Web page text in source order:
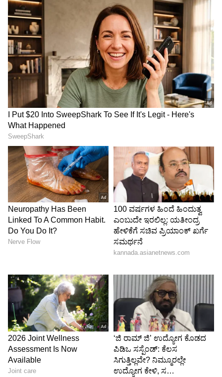
Image Credit :
ಮಿಸ್​ ಮಾಡಿಕೊಳ್ತಿದ್ದೇನೆ
ಆದರೆ, ಇದೀಗ ಖುದ್ದು ಸುಷ್ಮಾ ಅವರೇ ಈ ಬಗ್ಗೆ
ಬರೆದುಕೊಂಡಿದ್ದಾರೆ. ಒಳ್ಳೆಯ ಮೂವ್​ಮೆಂಟ್​ಗಳನ್ನು ಮಿಸ್​
ಮಾಡಿಕೊಳ್ಳುತ್ತಿದ್ದೇನೆ ಎಂದು ಅವರು ಬರೆದುಕೊಂಡಿದ್ದಾರೆ.
5
6
Image Credit :Asianet News
ಸೀರಿಯಲ್​ ಏನಾಯ್ತು
ಇನ್ನು ಸೀರಿಯಲ್​ ವಿಷಯಕ್ಕೆ ಬರುವುದಾದರೆ, ಆದಿ ಮತ್ತು
ಭಾಗ್ಯ ಖುಷಿಯಾಗಿದ್ದಾರೆ. ವಿಲನ್​ ಕನ್ನಿಕಾಳ ಮುಖವಾಡ
ಕಾರಣವೂ ತಿಳಿಯಬೇಕಿದೆ. ಅದೇ ಇನ್ನೊಂದೆಡೆ, ತಾಂಡವ್​
ಮತ್ತು ಶ್ರೇಷ್ಠಾ ಇಬ್ಬರಿಗೂ ಒಳ್ಳೆಯ ಬುದ್ಧಿ ಬರಬೇಕಿದೆ. ತನ್ಮಯಿ
ಆದಿಯನ್ನು ಅಪ್ಪ ಎಂದು ಒಪ್ಪಿಕೊಳ್ಳಬೇಕಿದೆ.